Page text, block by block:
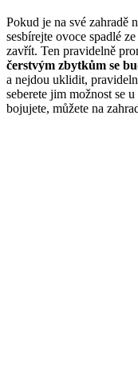
Pokud je na své zahradě
sesbírejte ovoce spadlé
zavřít. Ten pravidelně
čerstvým zbytkům se
a nejdou uklidit,
seberete jim možnost se
bojujete, můžete na